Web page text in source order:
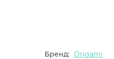
Бренд: Origami